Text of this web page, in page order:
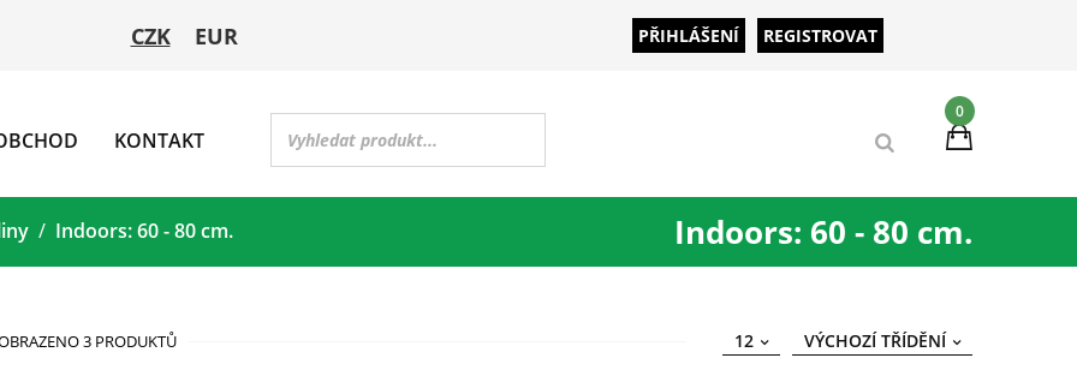
CZK EUR PŘIHLÁŠENÍ REGISTROVAT
0
KONTAKT
Indoors: 60 - 80 cm.
Indoors: 60 - 80 cm.
3 PRODUKTŮ VÝCHOZÍ TŘÍDĚNÍ
12